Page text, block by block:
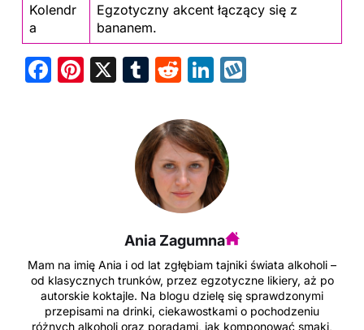
Kolendr
a
Egzotyczny akcent łączący się z
bananem.
F
Pi X
T
m
bl
r
R
d
di
t
Li
e
dI
n
Ania Zagumna
Mam na imię Ania i od lat zgłębiam tajniki świata alkoholi –
od klasycznych trunków, przez egzotyczne likiery, aż po
autorskie koktajle. Na blogu dzielę się sprawdzonymi
przepisami na drinki, ciekawostkami o pochodzeniu
różnych alkoholi oraz poradami, jak komponować smaki,